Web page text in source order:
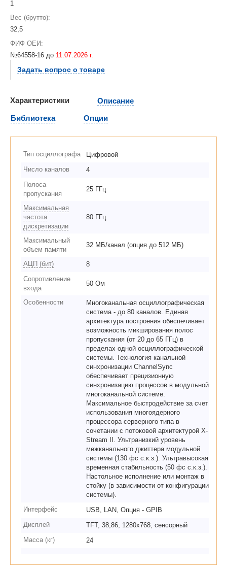
1
Вес (брутто):
32,5
ФИФ ОЕИ:
№64558-16 до 11.07.2026 г.
Задать вопрос о товаре
Характеристики
Описание
Библиотека
Опции
Тип осциллографа
Цифровой
Число каналов
4
Полоса
пропускания
25 ГГц
Максимальная
частота
дискретизации
80 ГГц
Максимальный
объем памяти
32 МБ/канал (опция до 512 МБ)
АЦП (бит)
8
Сопротивление
входа
50 Ом
Особенности
Многоканальная осциллографическая
система - до 80 каналов. Единая
архитектура построения обеспечивает
возможность микширования полос
пропускания (от 20 до 65 ГГц) в
пределах одной осциллографической
системы. Технология канальной
синхронизации ChannelSync
обеспечивает прецизионную
синхронизацию процессов в модульной
многоканальной системе.
Максимальное быстродействие за счет
использования многоядерного
процессора серверного типа в
сочетании с потоковой архитектурой X-
Stream II. Ультранизкий уровень
межканального джиттера модульной
системы (130 фс с.к.з.). Ультравысокая
временная стабильность (50 фс с.к.з.).
Настольное исполнение или монтаж в
стойку (в зависимости от конфигурации
системы).
Интерфейс
USB, LAN, Опция - GPIB
Дисплей
TFT, 38,86, 1280х768, сенсорный
Масса (кг)
24